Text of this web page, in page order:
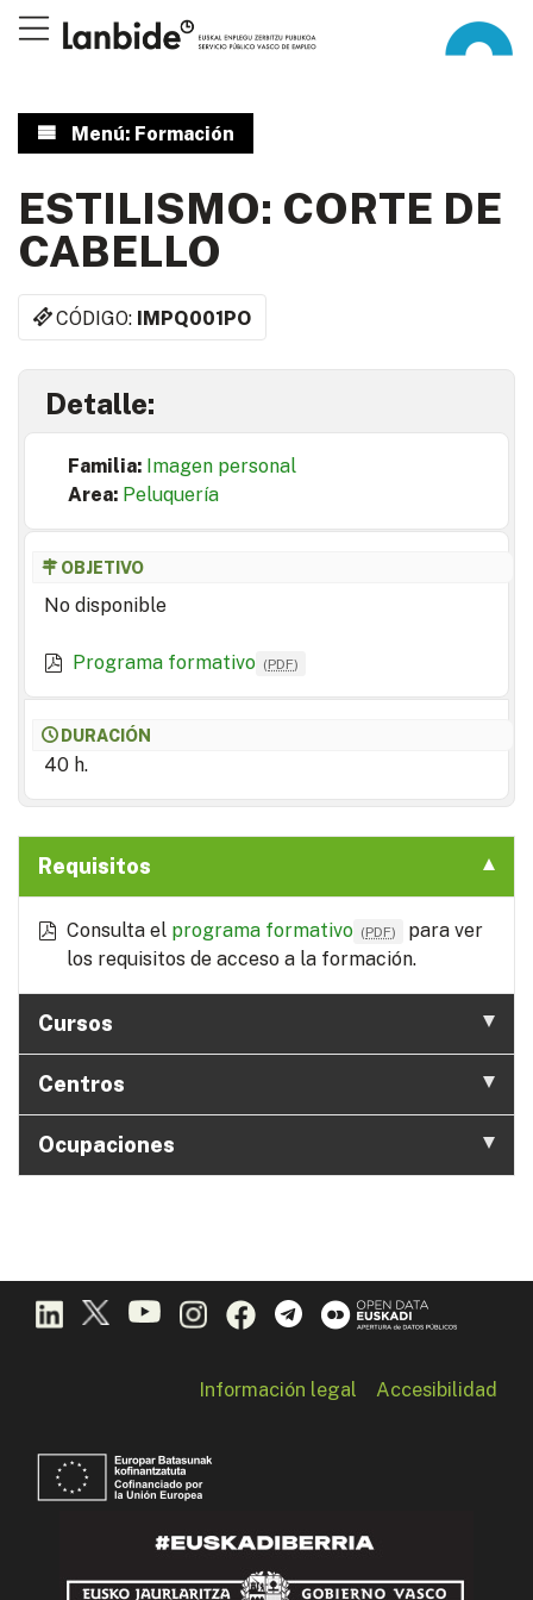
Menú: Formación
ESTILISMO: CORTE DE
CABELLO
CÓDIGO: IMPQ001PO
Detalle:
Familia: Imagen personal
Area: Peluquería
OBJETIVO
No disponible
Programa formativo (PDF)
DURACIÓN
40 h.
Requisitos
Consulta el programa formativo (PDF)
para ver
los requisitos de acceso a la formación.
Cursos
Centros
Ocupaciones
Información legal Accesibilidad